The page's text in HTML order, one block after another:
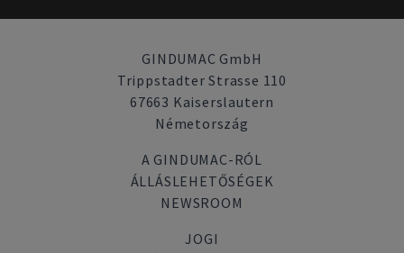
GINDUMAC GmbH
Trippstadter Strasse 110
67663 Kaiserslautern
Németország
A GINDUMAC-RÓL
ÁLLÁSLEHETŐSÉGEK
NEWSROOM
JOGI